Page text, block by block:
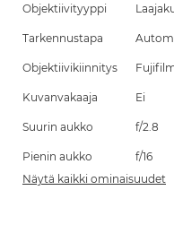
Objektiivityyppi
Tarkennustapa
Objektiivikiinnitys
Kuvanvakaaja Ei
Suurin aukko f/2.8
Pienin aukko
f/16
Näytä kaikki ominaisuudet